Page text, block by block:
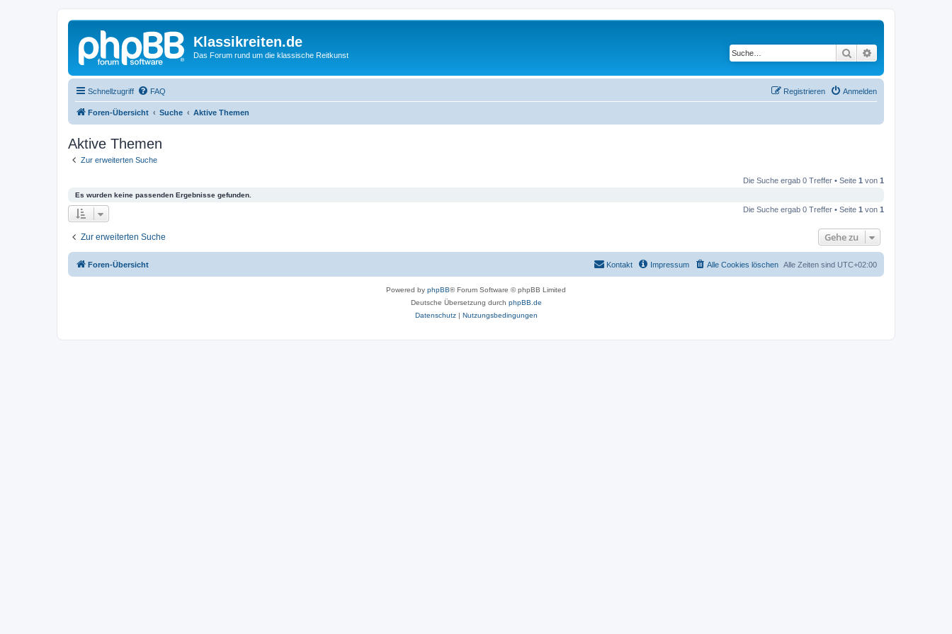
Klassikreiten.de
Das Forum rund um die klassische Reitkunst Suche
Schnellzugriff FAQ Anmelden
Registrieren
Foren-Übersicht Suche Aktive Themen
Aktive Themen
Zur erweiterten Suche
Die Suche ergab 0 Treffer • Seite 1 von 1
Es wurden keine passenden Ergebnisse gefunden.
Die Suche ergab 0 Treffer • Seite 1 von 1
Zur erweiterten Suche Gehe zu
Foren-Übersicht Alle Zeiten sind UTC+02:00
Alle Cookies löschen
Impressum
Kontakt
Powered by phpBB® Forum Software © phpBB Limited
Deutsche Übersetzung durch phpBB.de
Datenschutz| Nutzungsbedingungen